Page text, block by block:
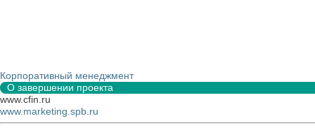
Корпоративный менеджмент
О завершении проекта
www.cfin.ru
www.marketing.spb.ru